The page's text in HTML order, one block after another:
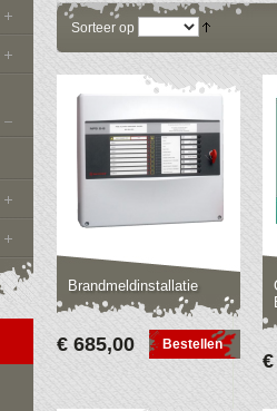
Sorteer op
Brandmeldinstallatie
€ 685,00 Bestellen